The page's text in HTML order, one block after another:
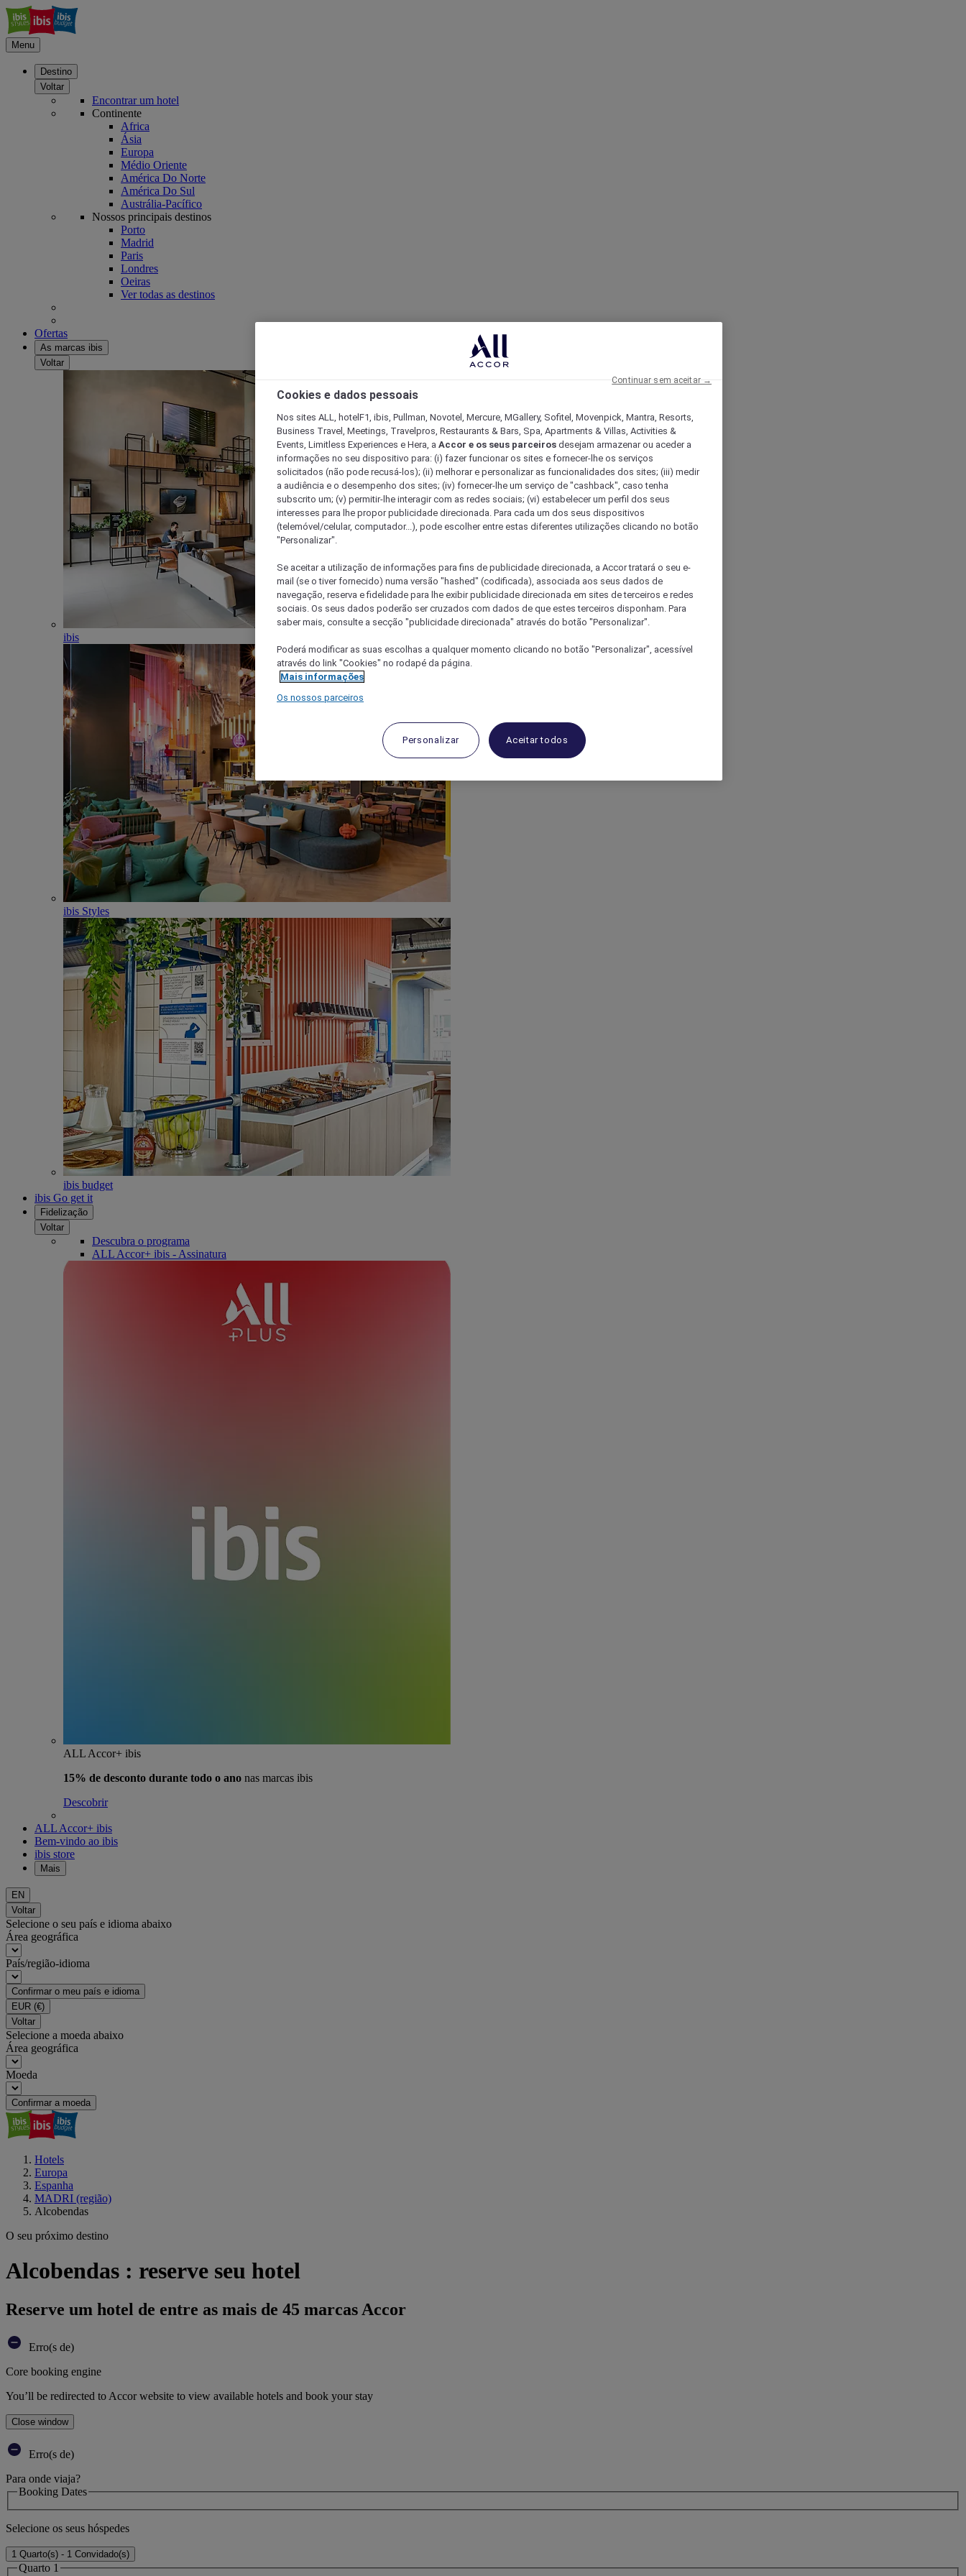
Menu
Destino
Voltar
Encontrar um hotel
Continente
Africa
Ásia
Europa
Médio Oriente
América Do Norte
América Do Sul
Austrália-Pacífico
Nossos principais destinos
Porto
Madrid
Paris
Londres
Oeiras
Ver todas as destinos
Ofertas
As marcas ibis
Voltar
ibis
ibis Styles
ibis budget
ibis Go get it
Fidelização
Voltar
Descubra o programa
ALL Accor+ ibis - Assinatura
ALL Accor+ ibis
15% de desconto durante todo o ano nas marcas ibis
Descobrir
ALL Accor+ ibis
Bem-vindo ao ibis
ibis store
Mais
EN
Voltar
Selecione o seu país e idioma abaixo
Área geográfica
País/região-idioma
Confirmar o meu país e idioma
EUR (€)
Voltar
Selecione a moeda abaixo
Área geográfica
Moeda
Confirmar a moeda
Hotels
Europa
Espanha
MADRI (região)
Alcobendas
O seu próximo destino
Alcobendas : reserve seu hotel
Reserve um hotel de entre as mais de 45 marcas Accor
Erro(s de)
Core booking engine
You’ll be redirected to Accor website to view available hotels and book your stay
Close window
Erro(s de)
Para onde viaja?
Booking Dates
Selecione os seus hóspedes
1 Quarto(s) - 1 Convidado(s)
Quarto 1
Cookies e dados pessoais
Nos sites ALL, hotelF1, ibis, Pullman, Novotel, Mercure, MGallery, Sofitel, Movenpick, Mantra, Resorts,
Business Travel, Meetings, Travelpros, Restaurants & Bars, Spa, Apartments & Villas, Activities &
Events, Limitless Experiences e Hera, a Accor e os seus parceiros desejam armazenar ou aceder a
informações no seu dispositivo para: (i) fazer funcionar os sites e fornecer-lhe os serviços
solicitados (não pode recusá-los); (ii) melhorar e personalizar as funcionalidades dos sites; (iii) medir
a audiência e o desempenho dos sites; (iv) fornecer-lhe um serviço de "cashback", caso tenha
subscrito um; (v) permitir-lhe interagir com as redes sociais; (vi) estabelecer um perfil dos seus
interesses para lhe propor publicidade direcionada. Para cada um dos seus dispositivos
(telemóvel/celular, computador...), pode escolher entre estas diferentes utilizações clicando no botão
"Personalizar".
Se aceitar a utilização de informações para fins de publicidade direcionada, a Accor tratará o seu e-
mail (se o tiver fornecido) numa versão "hashed" (codificada), associada aos seus dados de
navegação, reserva e fidelidade para lhe exibir publicidade direcionada em sites de terceiros e redes
sociais. Os seus dados poderão ser cruzados com dados de que estes terceiros disponham. Para
saber mais, consulte a secção "publicidade direcionada" através do botão "Personalizar".
Poderá modificar as suas escolhas a qualquer momento clicando no botão "Personalizar", acessível
através do link "Cookies" no rodapé da página.
Mais informações
Os nossos parceiros
Personalizar Aceitar todos
Continuar sem aceitar →